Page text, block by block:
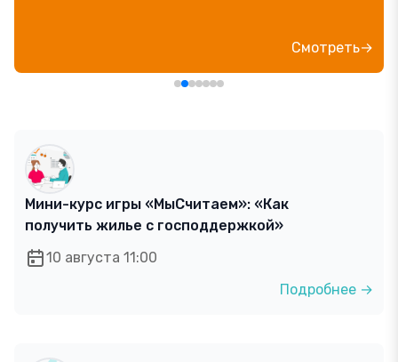
Смотреть→
Мини-курс игры «МыСчитаем»: «Как
получить жилье с господдержкой»
10 августа 11:00
Подробнее →